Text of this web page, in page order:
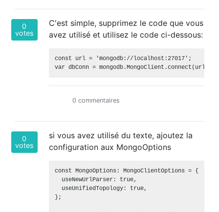
0
votes
C'est simple, supprimez le code que vous
avez utilisé et utilisez le code ci-dessous:
const url = 'mongodb://localhost:27017';
0 commentaires
0
votes
si vous avez utilisé du texte, ajoutez la
configuration aux MongoOptions
const MongoOptions: MongoClientOptions = {
  useNewUrlParser: true,
  useUnifiedTopology: true,
};